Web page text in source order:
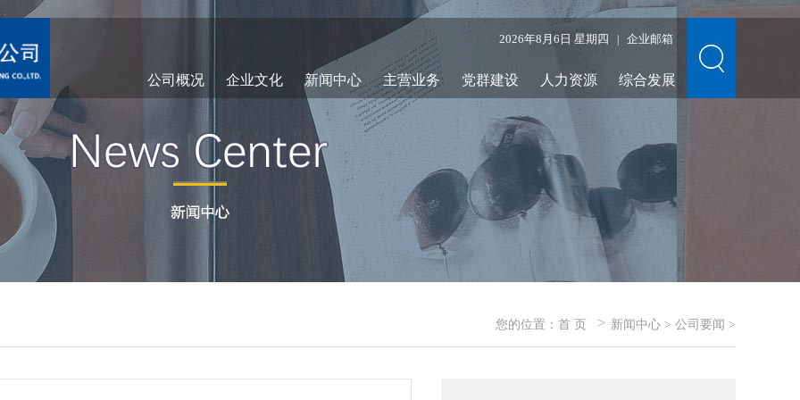
2026年8月6日 星期四 企业邮箱
公司概况 企业文化 新闻中心 主营业务 党群建设 人力资源 综合发展
您的位置： 首 页 > 新闻中心 > 公司要闻 >